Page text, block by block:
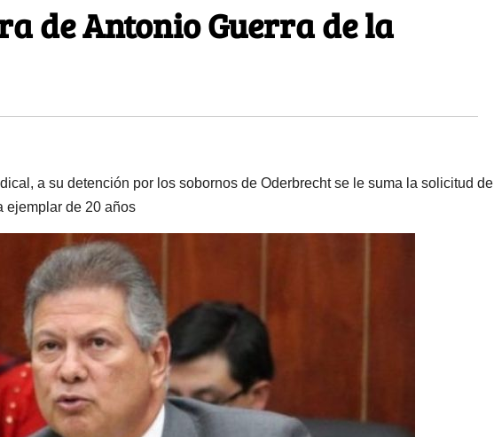
de Antonio Guerra de la
a su detención por los sobornos de Oderbrecht se le suma la solicitud de
ejemplar de 20 años